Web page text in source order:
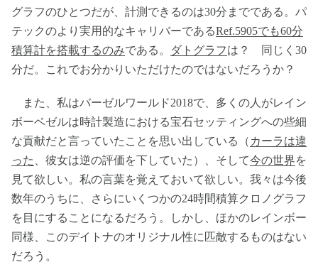
グラフのひとつだが、計測できるのは30分までである。パ
テックのより実用的なキャリバーであるRef.5905でも60分
積算計を搭載するのみである。 ダトグラフは？ 同じく30
分だ。これでお分かりいただけたのではないだろうか？
また、私はバーゼルワールド2018で、多くの人がレイン
ボーベゼルは時計製造における宝石セッティングへの些細
な貢献だと言っていたことを思い出している（ カーラは違
った
、彼女は逆の評価を下していた）、そして今の世界を
見て欲しい。私の言葉を覚えておいて欲しい。我々は今後
数年のうちに、さらにいくつかの24時間積算クロノグラフ
を目にすることになるだろう。しかし、ほかのレインボー
同様、このデイトナのオリジナル性に匹敵するものはない
だろう。